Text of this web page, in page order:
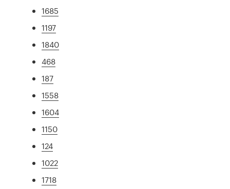
1685
1197
1840
468
187
1558
1604
1150
124
1022
1718